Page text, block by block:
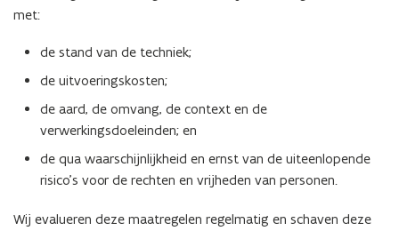
met:
de stand van de techniek;
de uitvoeringskosten;
de aard, de omvang, de context en de
verwerkingsdoeleinden; en
de qua waarschijnlijkheid en ernst van de uiteenlopende
risico’s voor de rechten en vrijheden van personen.
Wij evalueren deze maatregelen regelmatig en schaven deze